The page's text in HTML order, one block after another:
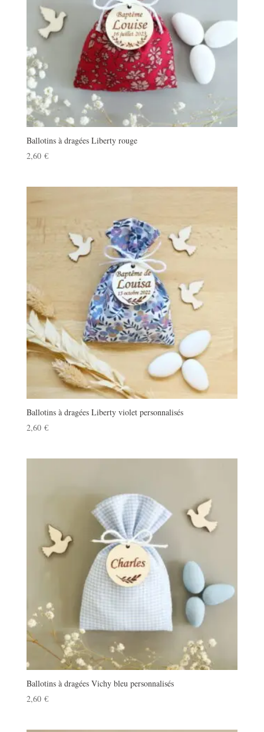
Ballotins à dragées Liberty rouge
2,60 €
Ballotins à dragées Liberty violet personnalisés
2,60 €
Ballotins à dragées Vichy bleu personnalisés
2,60 €